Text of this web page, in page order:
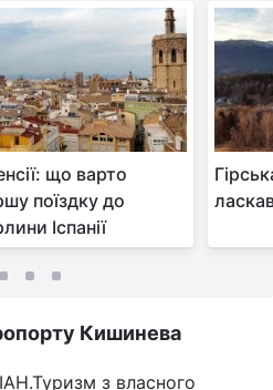
що варто
поїздку до
Іспанії
Кишинева
з власного